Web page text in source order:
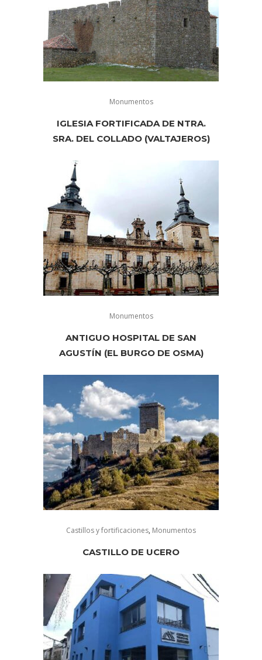
Monumentos
IGLESIA FORTIFICADA DE NTRA.
SRA. DEL COLLADO (VALTAJEROS)
Monumentos
ANTIGUO HOSPITAL DE SAN
AGUSTÍN (EL BURGO DE OSMA)
Castillos y fortificaciones, Monumentos
CASTILLO DE UCERO